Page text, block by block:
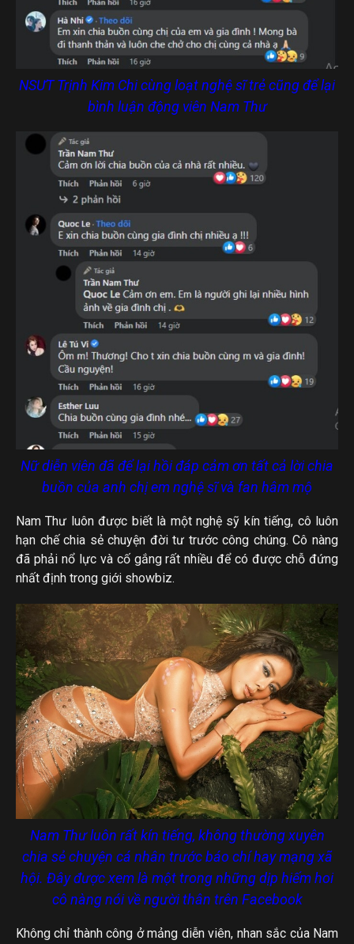
NSƯT Trịnh Kim Chi cùng loạt nghệ sĩ trẻ cũng để lại
bình luận động viên Nam Thư
Nữ diễn viên đã để lại hồi đáp cảm ơn tất cả lời chia
buồn của anh chị em nghệ sĩ và fan hâm mộ
Nam Thư luôn được biết là một nghệ sỹ kín tiếng, cô luôn
hạn chế chia sẻ chuyện đời tư trước công chúng. Cô nàng
đã phải nổ lực và cố gắng rất nhiều để có được chỗ đứng
nhất định trong giới showbiz.
Nam Thư luôn rất kín tiếng, không thường xuyên
chia sẻ chuyện cá nhân trước báo chí hay mạng xã
hội. Đây được xem là một trong những dịp hiếm hoi
cô nàng nói về người thân trên Facebook
Không chỉ thành công ở mảng diễn viên, nhan sắc của Nam